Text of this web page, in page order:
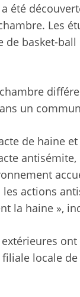
été
Les
basket-ball
un
de haine
actions
la haine »,
locale